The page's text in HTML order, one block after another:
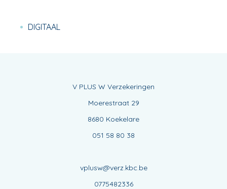
DIGITAAL
V PLUS W Verzekeringen
Moerestraat 29
8680 Koekelare
051 58 80 38
vplusw@verz.kbc.be
0775482336